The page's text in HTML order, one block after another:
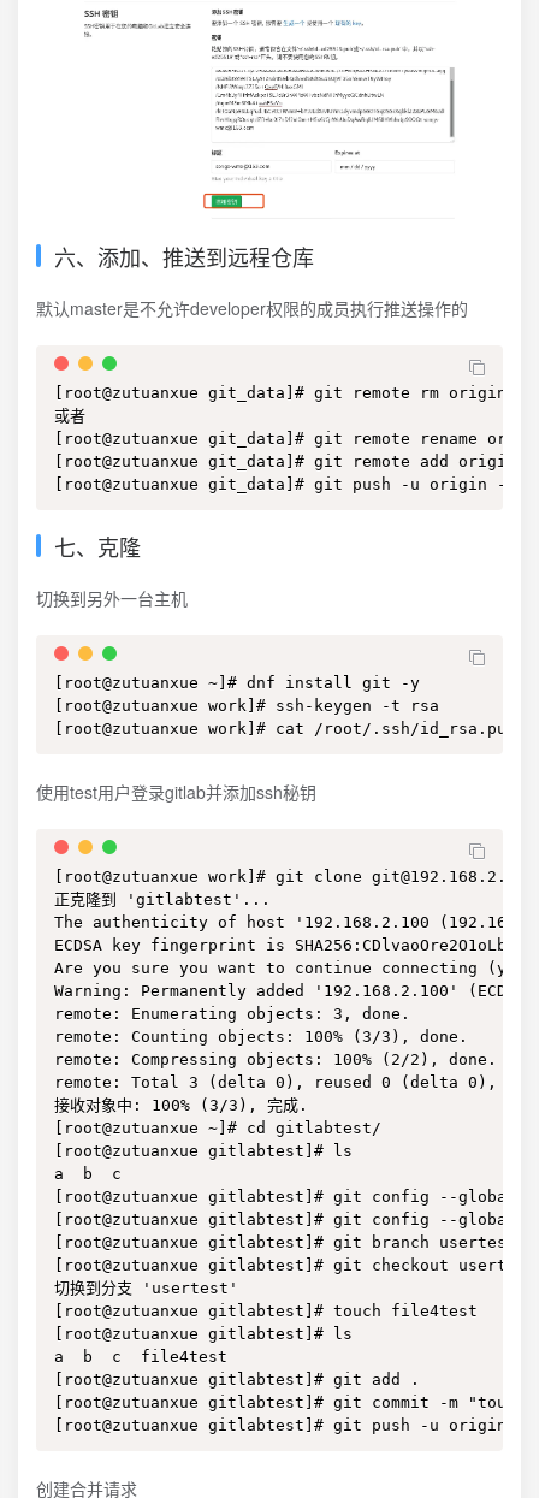
六、添加、推送到远程仓库
默认master是不允许developer权限的成员执行推送操作的
[root@zutuanxue git_data]# git remote rm origin
或者
[root@zutuanxue git_data]# git remote rename
[root@zutuanxue git_data]# git remote add
[root@zutuanxue git_data]# git push -u origin --
七、克隆
切换到另外一台主机
[root@zutuanxue ~]# dnf install git -y
[root@zutuanxue work]# ssh-keygen -t rsa
[root@zutuanxue work]# cat /root/.ssh/id_rsa.pub
使用test用户登录gitlab并添加ssh秘钥
[root@zutuanxue work]# git clone
正克隆到 'gitlabtest'...
The authenticity of host '192.168.2.100
ECDSA key fingerprint is
Are you sure you want to continue connecting (yes/
Warning: Permanently added '192.168.2.100'
remote: Enumerating objects: 3, done.
remote: Counting objects: 100% (3/3), done.
remote: Compressing objects: 100% (2/2), done.
remote: Total 3 (delta 0), reused 0 (delta 0),
接收对象中: 100% (3/3), 完成.
[root@zutuanxue ~]# cd gitlabtest/
[root@zutuanxue gitlabtest]# ls
a  b  c
[root@zutuanxue gitlabtest]# git config --global
[root@zutuanxue gitlabtest]# git config --global
[root@zutuanxue gitlabtest]# git branch usertest
[root@zutuanxue gitlabtest]# git checkout usertest
切换到分支 'usertest'
[root@zutuanxue gitlabtest]# touch file4test
[root@zutuanxue gitlabtest]# ls
a  b  c  file4test
[root@zutuanxue gitlabtest]# git add .
[root@zutuanxue gitlabtest]# git commit -m
[root@zutuanxue gitlabtest]# git push -u origin
创建合并请求